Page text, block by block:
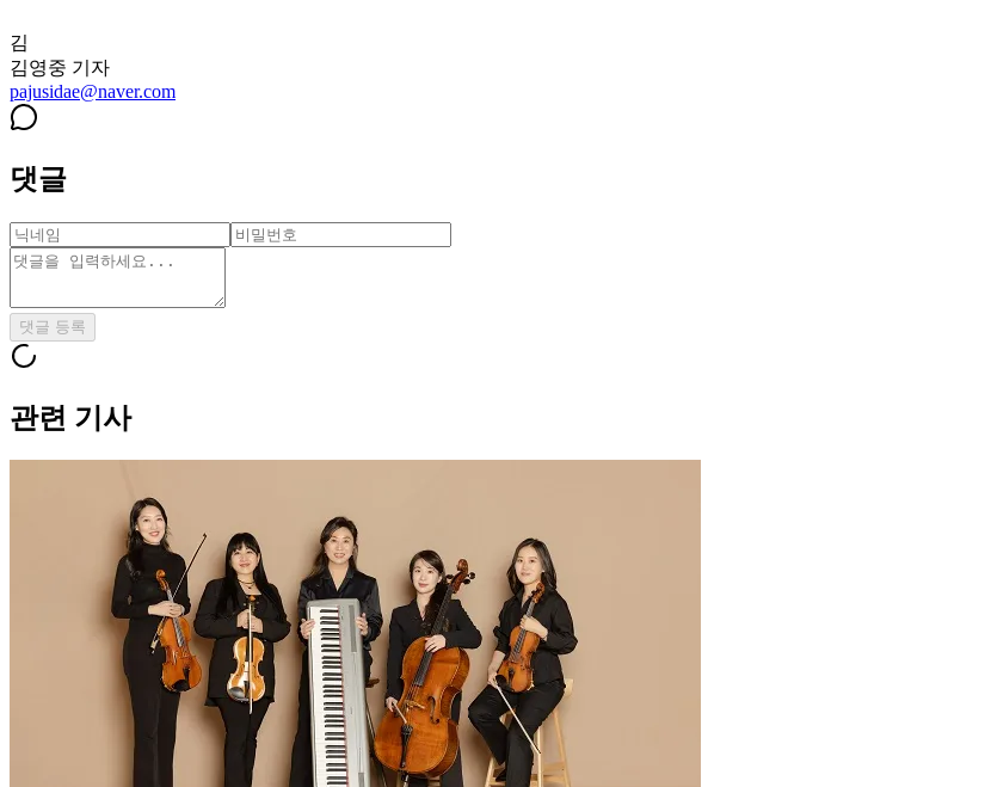
김
김영중 기자
pajusidae@naver.com
댓글
댓글 등록
관련 기사